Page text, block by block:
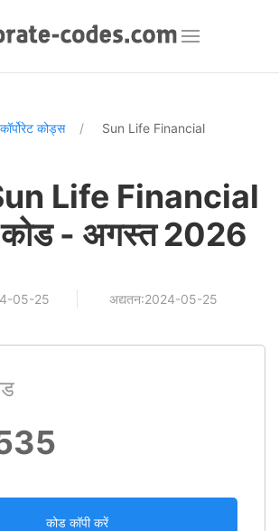
कोड्स Sun Life Financial
Life Financial
कोड - अगस्त 2026
05-25 अद्यतन:2024-05-25
कोड कॉपी करें